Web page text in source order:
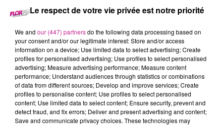
25 avril 2024 - 2 min 28 sec
Retrouvez les 68 news du 25 avril avecMaisons Begi,
constructeur de maisons dans le Haut-Rhin.
Le respect de votre vie privée est notre priorité
We and our (447) partnersdo the following data processing based on
your consent and/or our legitimate interest: Store and/or access
information on a device; Use limited data to select advertising; Create
profiles for personalised advertising; Use profiles to select personalised
advertising; Measure advertising performance; Measure content
performance; Understand audiences through statistics or combinations
of data from different sources; Develop and improve services; Create
profiles to personalise content; Use profiles to select personalised
content; Use limited data to select content; Ensure security, prevent and
detect fraud, and fix errors; Deliver and present advertising and content;
Save and communicate privacy choices. These technologies may